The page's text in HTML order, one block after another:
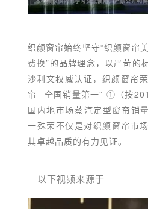
织颜窗帘始终坚守“织颜窗帘
费换”的品牌理念，以严苛的
沙利文权威认证，织颜窗帘
帘
全国销量第一” ①（按
国内地市场蒸汽定型窗帘销
一殊荣不仅是对织颜窗帘市
其卓越品质的有力见证。
以下视频来源于